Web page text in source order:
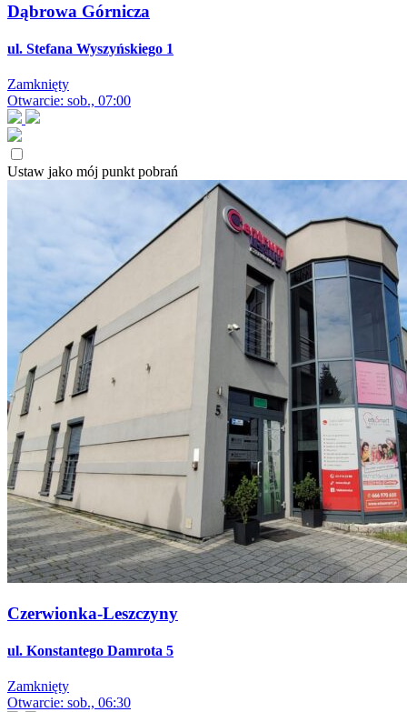
Dąbrowa Górnicza
ul. Stefana Wyszyńskiego 1
Zamknięty
Otwarcie: sob., 07:00
Ustaw jako mój punkt pobrań
Czerwionka-Leszczyny
ul. Konstantego Damrota 5
Zamknięty
Otwarcie: sob., 06:30